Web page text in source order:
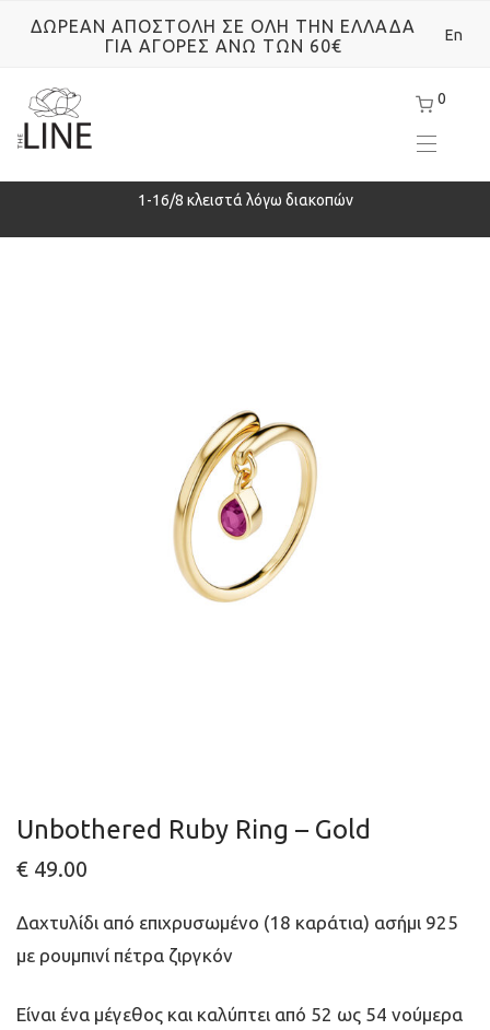
0
ΔΩΡΕΑΝ ΑΠΟΣΤΟΛΗ ΣΕ ΟΛΗ ΤΗΝ ΕΛΛΑΔΑ
ΓΙΑ ΑΓΟΡΕΣ ΑΝΩ ΤΩΝ 60€
En
1-16/8 κλειστά λόγω διακοπών
Unbothered Ruby Ring – Gold
€ 49.00
Δαχτυλίδι από επιχρυσωμένο (18 καράτια) ασήμι 925
με ρουμπινί πέτρα ζιργκόν
Είναι ένα μέγεθος και καλύπτει από 52 ως 54 νούμερα